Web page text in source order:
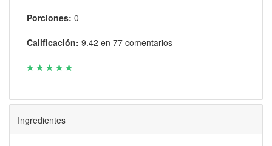
Porciones: 0
Calificación: 9.42 en 77comentarios
Ingredientes